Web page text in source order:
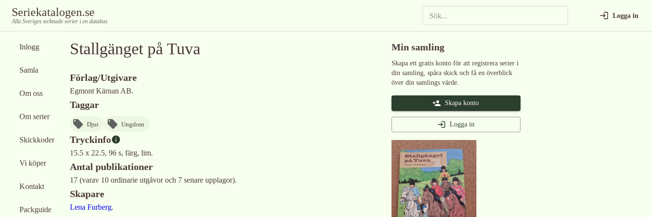
Seriekatalogen.se
Alla Sveriges tecknade serier i en databas
Logga in
Inlogg
Samla
Om oss
Om serier
Skickkoder
Vi köper
Kontakt
Packguide
Stallgänget på Tuva
Förlag/Utgivare
Egmont Kärnan AB.
Taggar
Djur Ungdom
Tryckinfo
15.5 x 22.5, 96 s, färg, lim.
Antal publikationer
17 (varav 10 ordinarie utgåvor och 7 senare upplagor).
Skapare
Lena Furberg.
Min samling
Skapa ett gratis konto för att registrera serier i
din samling, spåra skick och få en överblick
över din samlings värde.
Skapa konto
Logga in